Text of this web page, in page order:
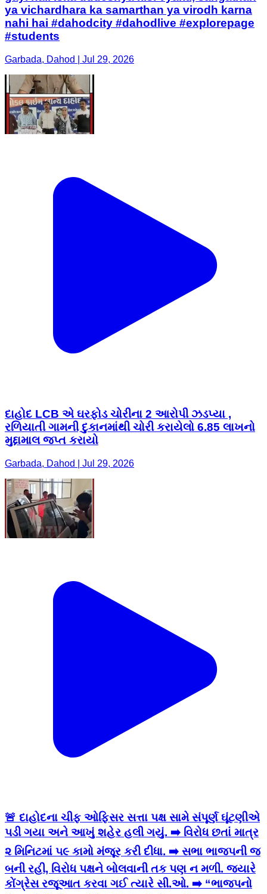
ya vichardhara ka samarthan ya virodh karna
nahi hai #dahodcity #dahodlive #explorepage
#students
Garbada, Dahod | Jul 29, 2026
દાહોદ LCB એ ઘરફોડ ચોરીના 2 આરોપી ઝડપ્યા ,
રળિયાતી ગામની દુકાનમાંથી ચોરી કરાયેલો 6.85 લાખનો
મુદ્દામાલ જપ્ત કરાયો
Garbada, Dahod | Jul 29, 2026
🚨 દાહોદના ચીફ ઓફિસર સત્તા પક્ષ સામે સંપૂર્ણ ઘૂંટણીએ
પડી ગયા અને આખું શહેર હલી ગયું. ➡️ વિરોધ છતાં માત્ર
૨ મિનિટમાં ૫૯ કામો મંજૂર કરી દીધા. ➡️ સભા ભાજપની જ
બની રહી, વિરોધ પક્ષને બોલવાની તક પણ ન મળી. જ્યારે
કોંગ્રેસ રજૂઆત કરવા ગઈ ત્યારે સી.ઓ. ➡️ “ભાજપનો